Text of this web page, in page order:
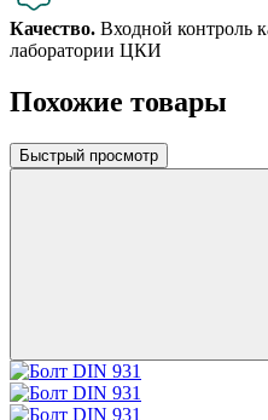
Качество. Входной контроль
лаборатории ЦКИ
Похожие товары
Быстрый просмотр